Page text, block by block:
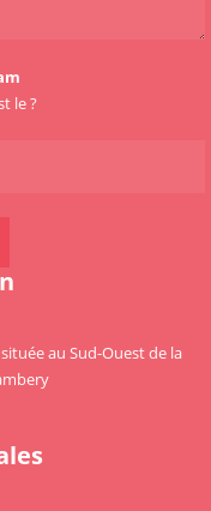
le ?
au Sud-Ouest de la